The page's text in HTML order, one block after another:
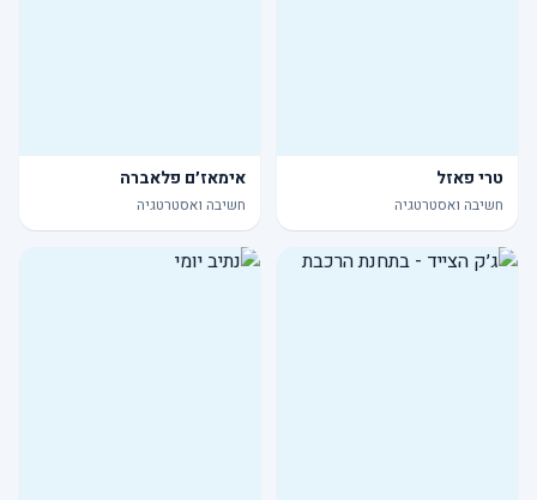
טרי פאזל
חשיבה ואסטרטגיה
אימאז׳ם פלאברה
חשיבה ואסטרטגיה